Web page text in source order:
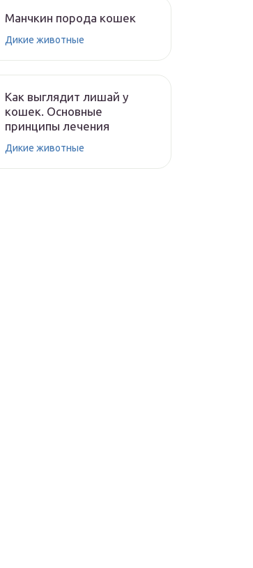
Манчкин порода кошек
Дикие животные
Как выглядит лишай у
кошек. Основные
принципы лечения
Дикие животные